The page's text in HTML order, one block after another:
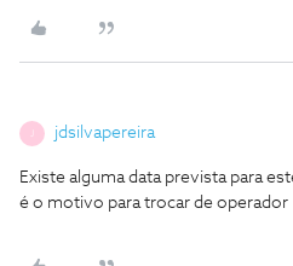
jdsilvapereira
Existe alguma data prevista para
é o motivo para trocar de operador